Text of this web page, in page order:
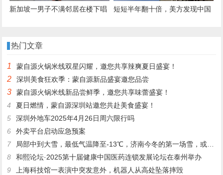
新加坡一男子不满邻居在楼下唱
被捕
短短半年翻十倍，美方发现中国
热门文章
1 蒙自源火锅米线双星闪耀，邀您共享辣爽夏日盛宴！
2 深圳美食狂欢季：蒙自源新品盛宴邀您品尝
3
蒙自源火锅米线新品尝鲜季，邀您共享味蕾盛宴！
4
夏日燃情，蒙自源深圳站邀您共赴美食盛宴！
5
深圳外地车2025年4月26日周六限行吗
6
外卖平台启动应急预案
7
局部中到大雪，最低气温降至-13℃，济南今冬的第一场雪，或跟去年同一时间！
8
和熙论坛·2025第十届健康中国医药连锁发展论坛在泰州举办
9
上海科技馆一表演中突发意外，机器人从高处坠落摔毁